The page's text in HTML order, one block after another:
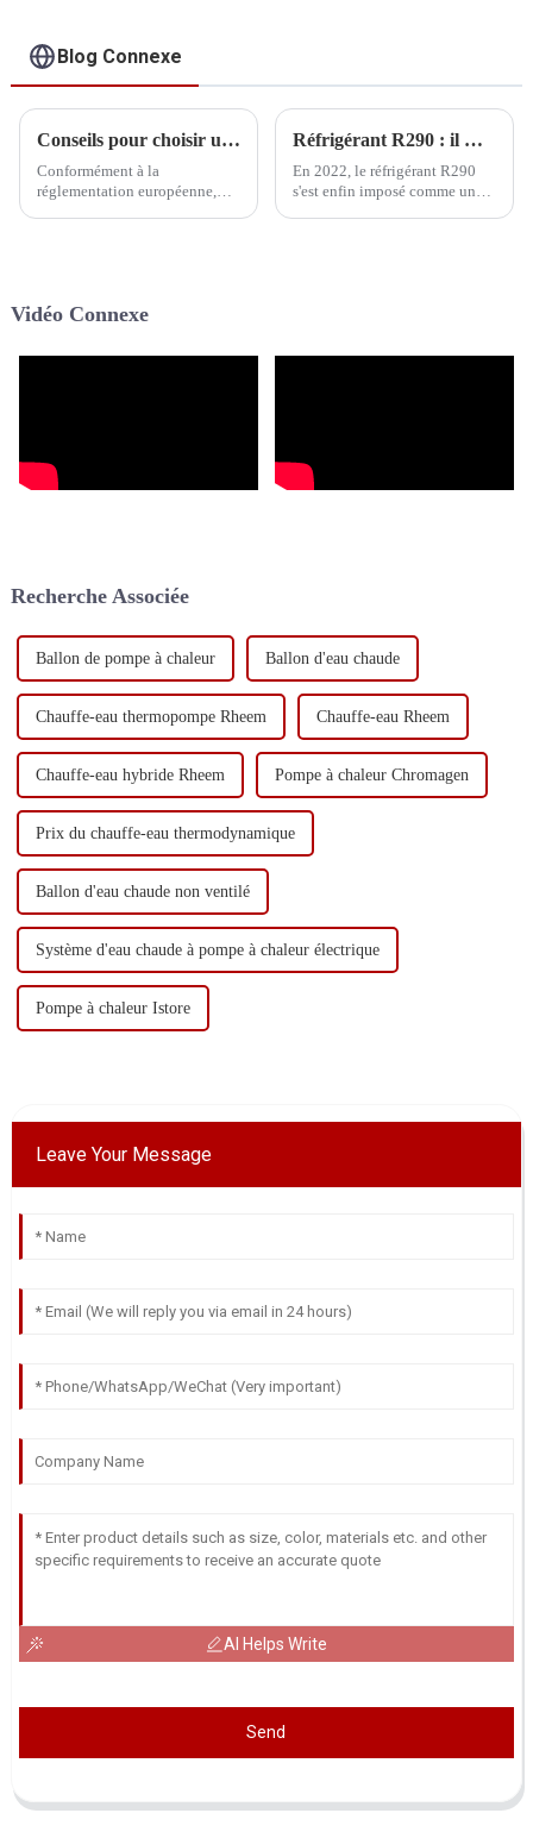
système de
refroidissement par
air et eau
Blog Connexe
Conseils pour choisir un fabricant fiable de pompes à chaleur au propane R290
Conformément à la
réglementation européenne,
piscines et les pompes à
doivent utiliser le réfrigérant
Réfrigérant R290 : il marque son point culminant
En 2022, le réfrigérant R290
s'est enfin imposé comme un
Vidéo Connexe
Recherche Associée
Ballon de pompe à chaleur Ballon d'eau chaude
Chauffe-eau thermopompe Rheem Chauffe-eau Rheem
Chauffe-eau hybride Rheem Pompe à chaleur Chromagen
Prix ​​du chauffe-eau thermodynamique
Ballon d'eau chaude non ventilé
Système d'eau chaude à pompe à chaleur électrique
Pompe à chaleur Istore
Leave Your Message
AI Helps Write
Send